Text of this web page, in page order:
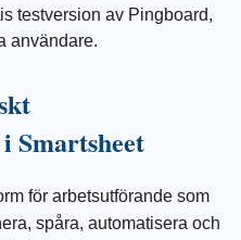
testversion av Pingboard,
användare.
Smartsheet
för arbetsutförande som
spåra, automatisera och